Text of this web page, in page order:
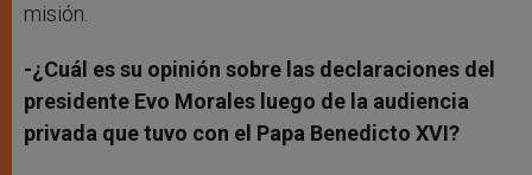
misión.
-¿Cuál es su opinión sobre las declaraciones del
presidente Evo Morales luego de la audiencia
privada que tuvo con el Papa Benedicto XVI?